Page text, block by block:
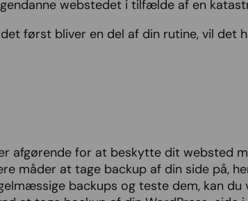
webstedet i tilfælde af en
først bliver en del af din rutine, vil det
afgørende for at beskytte dit websted
måder at tage backup af din side på,
backups og teste dem, kan